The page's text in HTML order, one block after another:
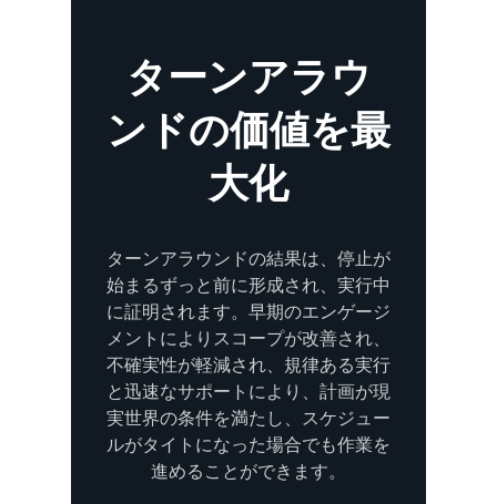
ターンアラウ
ンドの価値を最
大化
ターンアラウンドの結果は、停止が
始まるずっと前に形成され、実行中
に証明されます。早期のエンゲージ
メントによりスコープが改善され、
不確実性が軽減され、規律ある実行
と迅速なサポートにより、計画が現
実世界の条件を満たし、スケジュー
ルがタイトになった場合でも作業を
進めることができます。